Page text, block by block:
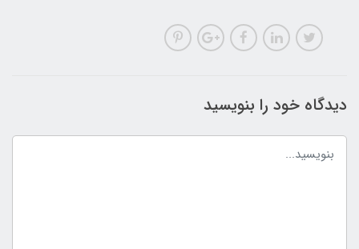
دیدگاه خود را بنویسید